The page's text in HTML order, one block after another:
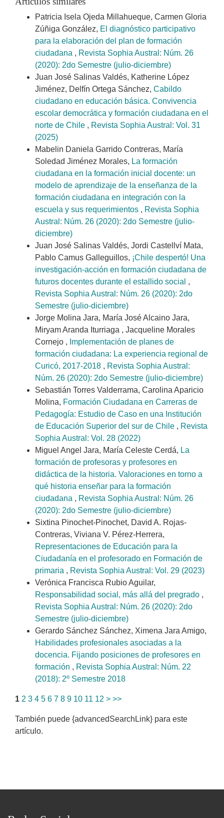
Patricia Isela Ojeda Millahueque, Carmen Gloria
Zúñiga González, El diagnóstico participativo
para la elaboración del plan de formación
ciudadana , Revista Sophia Austral: Núm. 26
(2020): 2do Semestre (julio-diciembre)
Juan José Salinas Valdés, Katherine López
Jiménez, Delfín Ortega Sánchez, Cabildo
ciudadano en educación básica. Convivencia
escolar democrática y formación ciudadana en el
norte de Chile , Revista Sophia Austral: Vol. 31
(2025)
Mabelin Daniela Garrido Contreras, María
Soledad Jiménez Morales, La formación
ciudadana en la formación inicial docente: un
modelo de aprendizaje de la enseñanza de la
formación ciudadana en integración con la
escuela y sus requerimientos , Revista Sophia
Austral: Núm. 26 (2020): 2do Semestre (julio-
diciembre)
Juan José Salinas Valdés, Jordi Castellví Mata,
Pablo Camus Galleguillos, ¡Chile despertó! Una
investigación-acción en formación ciudadana de
futuros docentes durante el estallido social ,
Revista Sophia Austral: Núm. 26 (2020): 2do
Semestre (julio-diciembre)
Jorge Molina Jara, María José Alcaino Jara,
Miryam Aranda Iturriaga , Jacqueline Morales
Cornejo , Implementación de planes de
formación ciudadana: La experiencia regional de
Curicó, 2017-2018 , Revista Sophia Austral:
Núm. 26 (2020): 2do Semestre (julio-diciembre)
Sebastián Torres Valderrama, Carolina Aparicio
Molina, Formación Ciudadana en Carreras de
Pedagogía: Estudio de Caso en una Institución
de Educación Superior del sur de Chile , Revista
Sophia Austral: Vol. 28 (2022)
Miguel Angel Jara, María Celeste Cerdá, La
formación de profesoras y profesores en
didáctica de la historia. Valoraciones en torno a
qué historia enseñar para la formación
ciudadana , Revista Sophia Austral: Núm. 26
(2020): 2do Semestre (julio-diciembre)
Sixtina Pinochet-Pinochet, David A. Rojas-
Contreras, Viviana V. Pérez-Herrera,
Representaciones de Educación para la
Ciudadanía en el profesorado en Formación de
primaria , Revista Sophia Austral: Vol. 29 (2023)
Verónica Francisca Rubio Aguilar,
Responsabilidad social, más allá del pregrado ,
Revista Sophia Austral: Núm. 26 (2020): 2do
Semestre (julio-diciembre)
Gerardo Sánchez Sánchez, Ximena Jara Amigo,
Habilidades profesionales asociadas a la
docencia. Fijando posiciones de profesores en
formación , Revista Sophia Austral: Núm. 22
(2018): 2º Semestre 2018
1 2 3 4 5 6 7 8 9 10 11 12 > >>
También puede {advancedSearchLink} para este
artículo.